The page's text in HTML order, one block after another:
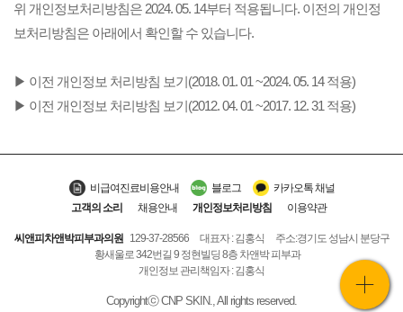
위 개인정보처리방침은 2024. 05. 14부터 적용됩니다. 이전의 개인정
보처리방침은 아래에서 확인할 수 있습니다.
▶ 이전 개인정보 처리방침 보기(2018. 01. 01 ~2024. 05. 14 적용)
▶ 이전 개인정보 처리방침 보기(2012. 04. 01 ~2017. 12. 31 적용)
비급여진료비용안내 블로그
카카오톡 채널
고객의 소리
채용안내 개인정보처리방침 이용약관
씨앤피차앤박피부과의원 129-37-28566 대표자 : 김홍식
주소:경기도 성남시 분당구
황새울로 342번길 9 정현빌딩 8층 차앤박 피부과
개인정보 관리책임자 : 김홍식
Copyrightⓒ CNP SKIN., All rights reserved.